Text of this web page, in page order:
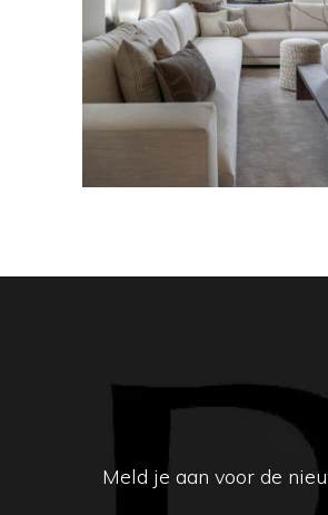
Bank Bob
Meld je aan voor de